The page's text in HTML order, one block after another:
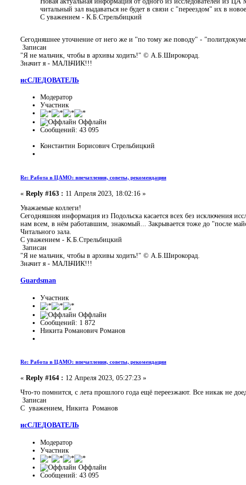
читальный зал выдаваться не будет в связи с "переездом" их в
С уважением - К.Б.Стрельбицкий
Сегодняшнее уточнение от него же и "по тому же поводу" -
Записан
"Я не мальчик, чтобы в архивы ходить!" © А.Б.Широкорад.
Значит я - МАЛЬЧИК!!!
исСЛЕДОВАТЕЛЬ
Модератор
Участник
Оффлайн
Сообщений: 43 095
Константин Борисович Стрельбицкий
Re: Работа в ЦАМО: впечатления, советы, рекомендации
«Reply #163 : 11 Апреля 2023, 18:02:16 »
Уважаемые коллеги!
Сегодняшняя информация из Подольска касается всех без исключения
нам всем, в нём работавшим, знакомый... Закрывается тоже до "после
Читального зала.
С уважением - К.Б.Стрельбицкий
Записан
"Я не мальчик, чтобы в архивы ходить!" © А.Б.Широкорад.
Значит я - МАЛЬЧИК!!!
Guardsman
Участник
Оффлайн
Сообщений: 1 872
Никита Романович Романов
Re: Работа в ЦАМО: впечатления, советы, рекомендации
«Reply #164 : 12 Апреля 2023, 05:27:23 »
Что-то помнится, с лета прошлого года ещё переезжают. Все никак не
Записан
C уважением, Никита Романов
исСЛЕДОВАТЕЛЬ
Модератор
Участник
Оффлайн
Сообщений: 43 095